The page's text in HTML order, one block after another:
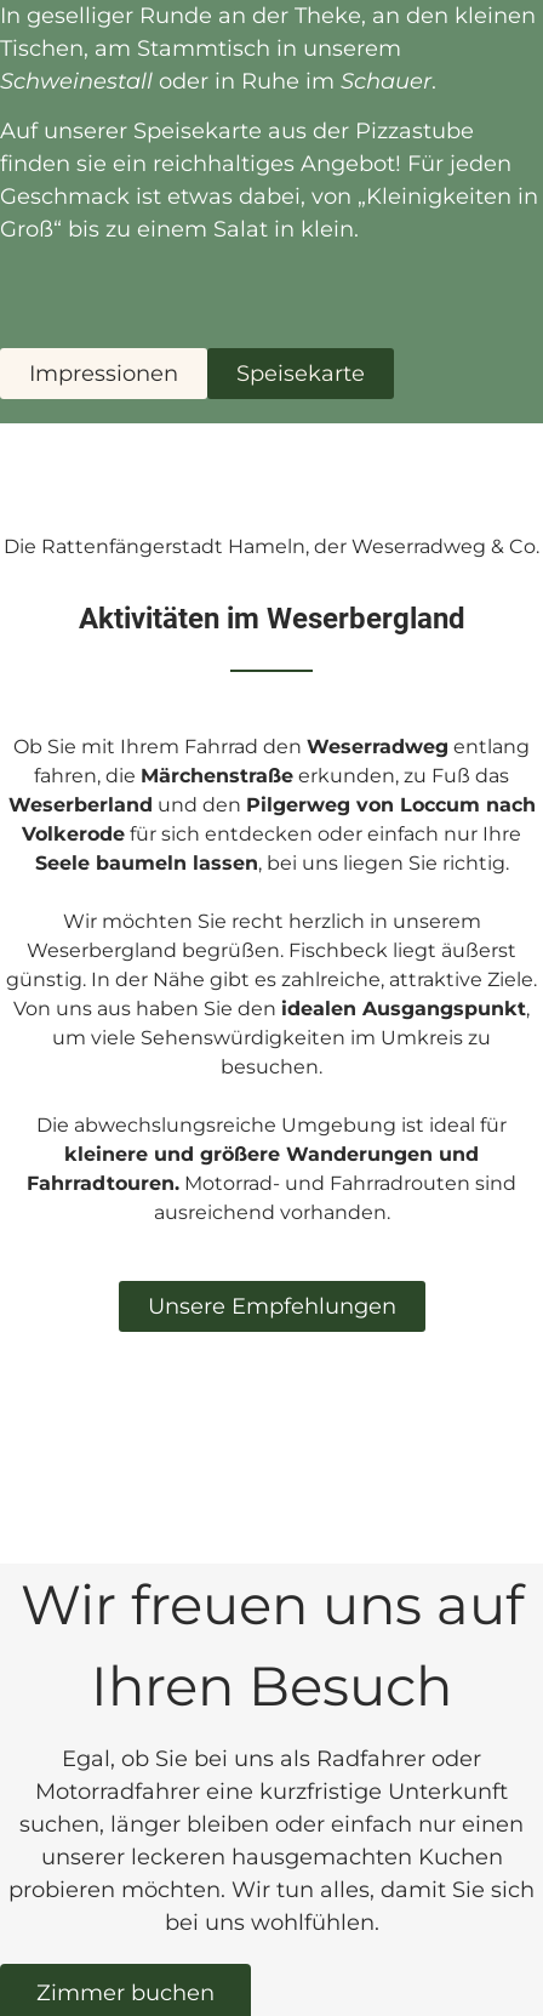
In geselliger Runde an der Theke, an den kleinen
Tischen, am Stammtisch in unserem
Schweinestall oder in Ruhe im Schauer.
Auf unserer Speisekarte aus der Pizzastube
finden sie ein reichhaltiges Angebot! Für jeden
Geschmack ist etwas dabei, von „Kleinigkeiten in
Groß“ bis zu einem Salat in klein.
Impressionen Speisekarte
Die Rattenfängerstadt Hameln, der Weserradweg & Co.
Aktivitäten im Weserbergland​
Ob Sie mit Ihrem Fahrrad den Weserradweg entlang
fahren, die Märchenstraße erkunden, zu Fuß das
Weserberland und den Pilgerweg von Loccum nach
Volkerode für sich entdecken oder einfach nur Ihre
Seele baumeln lassen, bei uns liegen Sie richtig.
Wir möchten Sie recht herzlich in unserem
Weserbergland begrüßen. Fischbeck liegt äußerst
günstig. In der Nähe gibt es zahlreiche, attraktive Ziele.
Von uns aus haben Sie den idealen Ausgangspunkt,
um viele Sehenswürdigkeiten im Umkreis zu
besuchen.
Die abwechslungsreiche Umgebung ist ideal für
kleinere und größere Wanderungen und
Fahrradtouren. Motorrad- und Fahrradrouten sind
ausreichend vorhanden.
Unsere Empfehlungen
Wir freuen uns auf
Ihren Besuch
Egal, ob Sie bei uns als Radfahrer oder
Motorradfahrer eine kurzfristige Unterkunft
suchen, länger bleiben oder einfach nur einen
unserer leckeren hausgemachten Kuchen
probieren möchten. Wir tun alles, damit Sie sich
bei uns wohlfühlen.
Zimmer buchen